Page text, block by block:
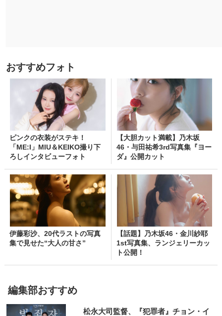
おすすめフォト
ピンクの衣装がステキ！
「ME:I」MIU＆KEIKO撮り下
ろしインタビューフォト
【大胆カット満載】乃木坂
46・与田祐希3rd写真集『ヨー
ダ』公開カット
伊藤彩沙、20代ラストの写真
集で見せた“大人の甘さ”
【話題】乃木坂46・金川紗耶
1st写真集、ランジェリーカッ
ト公開！
編集部おすすめ
松永大司監督、『犯罪者』チョン・イ